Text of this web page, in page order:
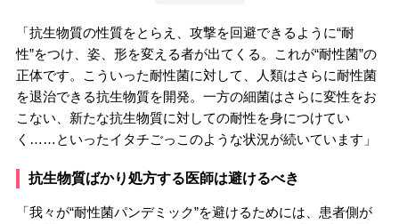
「抗生物質の性質をとらえ、攻撃を回避できるように“耐
性”をつけ、姿、形を変える者が出てくる。これが“耐性菌”の
正体です。こういった耐性菌に対して、人類はさらに耐性菌
を退治できる抗生物質を開発。一方の細菌はさらに変性をお
こない、新たな抗生物質に対しての耐性を身につけてい
く……といったイタチごっこのような状況が続いています」
抗生物質ばかり処方する医師は避けるべき
「我々が“耐性菌パンデミック”を避けるためには、患者側が